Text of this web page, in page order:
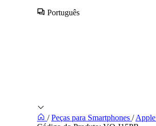
Português
/ Peças para Smartphones / Apple